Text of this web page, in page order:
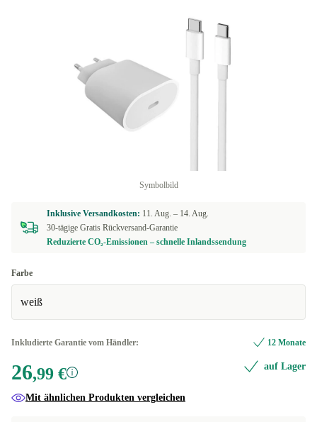
Symbolbild
Inklusive Versandkosten: 11. Aug. – 14. Aug.
30-tägige Gratis Rückversand-Garantie
Reduzierte CO₂-Emissionen – schnelle Inlandssendung
Farbe
weiß
Inkludierte Garantie vom Händler: 12 Monate
26,99 € auf Lager
Mit ähnlichen Produkten vergleichen